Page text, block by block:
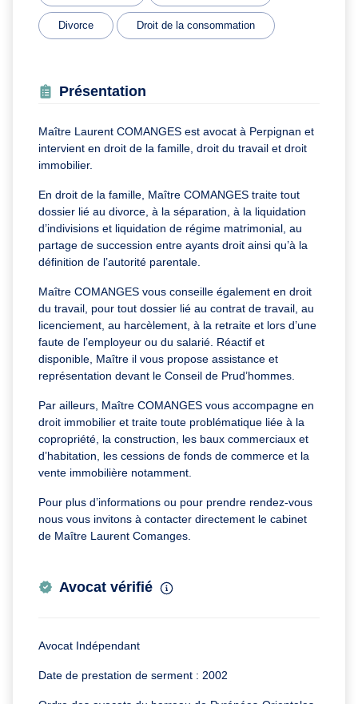
Divorce Droit de la consommation
Présentation
Maître Laurent COMANGES est avocat à Perpignan et
intervient en droit de la famille, droit du travail et droit
immobilier.
En droit de la famille, Maître COMANGES traite tout
dossier lié au divorce, à la séparation, à la liquidation
d’indivisions et liquidation de régime matrimonial, au
partage de succession entre ayants droit ainsi qu’à la
définition de l’autorité parentale.
Maître COMANGES vous conseille également en droit
du travail, pour tout dossier lié au contrat de travail, au
licenciement, au harcèlement, à la retraite et lors d’une
faute de l’employeur ou du salarié. Réactif et
disponible, Maître il vous propose assistance et
représentation devant le Conseil de Prud’hommes.
Par ailleurs, Maître COMANGES vous accompagne en
droit immobilier et traite toute problématique liée à la
copropriété, la construction, les baux commerciaux et
d’habitation, les cessions de fonds de commerce et la
vente immobilière notamment.
Pour plus d’informations ou pour prendre rendez-vous
nous vous invitons à contacter directement le cabinet
de Maître Laurent Comanges.
Avocat vérifié
Avocat Indépendant
Date de prestation de serment : 2002